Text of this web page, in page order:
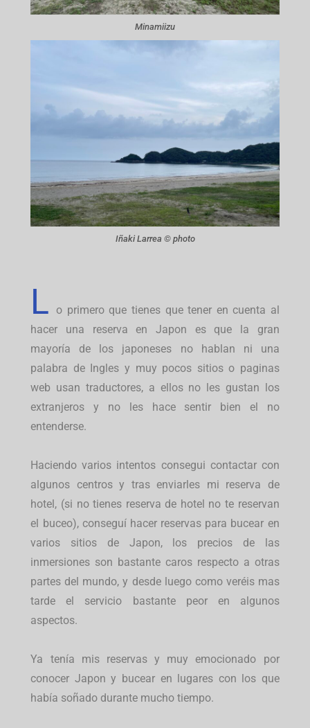
Minamiizu
Iñaki Larrea © photo
L
o primero que tienes que tener en cuenta al
hacer una reserva en Japon es que la gran
mayoría de los japoneses no hablan ni una
palabra de Ingles y muy pocos sitios o paginas
web usan traductores, a ellos no les gustan los
extranjeros y no les hace sentir bien el no
entenderse.
Haciendo varios intentos consegui contactar con
algunos centros y tras enviarles mi reserva de
hotel, (si no tienes reserva de hotel no te reservan
el buceo), conseguí hacer reservas para bucear en
varios sitios de Japon, los precios de las
inmersiones son bastante caros respecto a otras
partes del mundo, y desde luego como veréis mas
tarde el servicio bastante peor en algunos
aspectos.
Ya tenía mis reservas y muy emocionado por
conocer Japon y bucear en lugares con los que
había soñado durante mucho tiempo.